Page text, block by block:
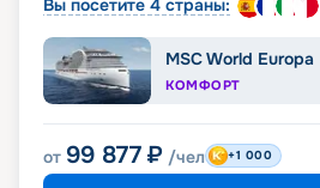
Вы посетите 4 страны:
MSC World Europa
КОМФОРТ
от 99 877 ₽ /чел +1 000